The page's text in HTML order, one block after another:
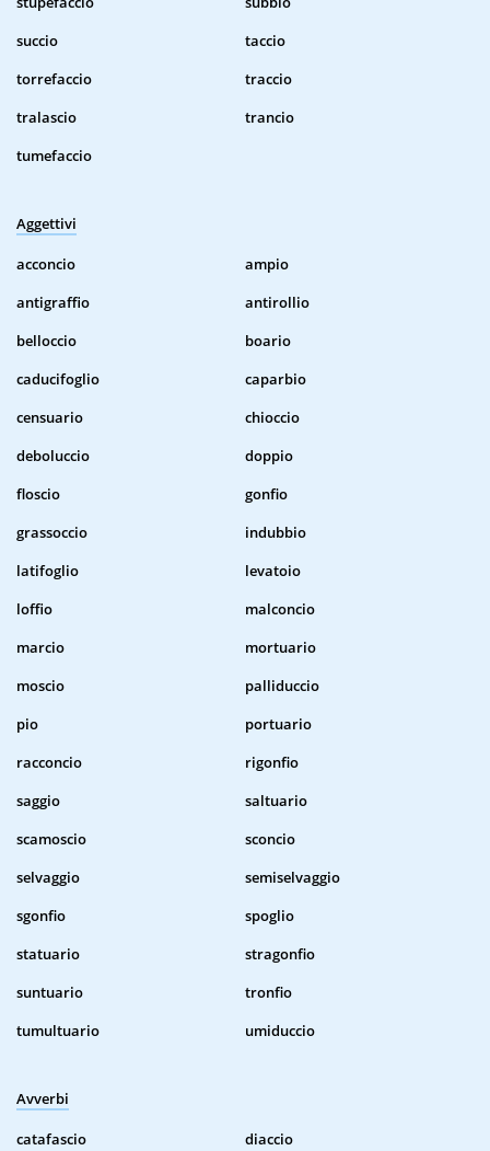
succio
taccio
torrefaccio
traccio
tralascio
trancio
tumefaccio
Aggettivi
acconcio
ampio
antigraffio
antirollio
belloccio
boario
caducifoglio
caparbio
censuario
chioccio
deboluccio
doppio
floscio
gonfio
grassoccio
indubbio
latifoglio
levatoio
loffio
malconcio
marcio
mortuario
moscio
palliduccio
pio
portuario
racconcio
rigonfio
saggio
saltuario
scamoscio
sconcio
selvaggio
semiselvaggio
sgonfio
spoglio
statuario
stragonfio
suntuario
tronfio
tumultuario
umiduccio
Avverbi
catafascio
diaccio